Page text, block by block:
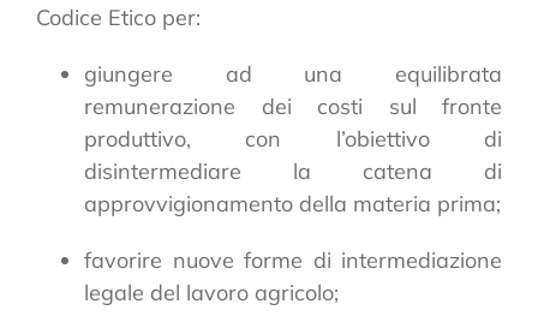
Codice Etico per:
giungere ad una equilibrata
remunerazione dei costi sul fronte
produttivo, con l’obiettivo di
disintermediare la catena di
approvvigionamento della materia prima;
favorire nuove forme di intermediazione
legale del lavoro agricolo;